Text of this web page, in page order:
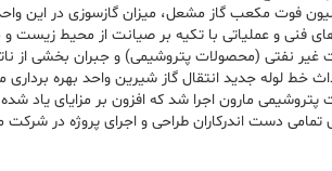
های فنی و عملیاتی با تکیه بر صیانت از محیط
نفتی (محصولات پتروشیمی) و جبران بخشی از
بر مزایای یاد شده، سالانه 9 میلیون دلار سود و صرفه حاصل از عدم گاز سوزی و آلودگی محیط زیست را
تمامی دست اندرکاران طراحی و اجرای پروژه در